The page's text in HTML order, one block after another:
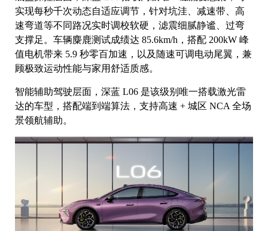
实现每秒千次动态自适应调节，针对坑洼、减速带、高
速弯道等不同路况实时调校软硬，滤震细腻静谧、过弯
支撑足。车辆麋鹿测试成绩达 85.6km/h，搭配 200kW 峰
值电机带来 5.9 秒零百加速，以及随速可调电动尾翼，兼
顾极致运动性能与家用舒适质感。
智能辅助驾驶层面，深蓝 L06 是该级别唯一搭载激光雷
达的车型，搭配端到端算法，支持高速 + 城区 NCA 全场
景领航辅助。